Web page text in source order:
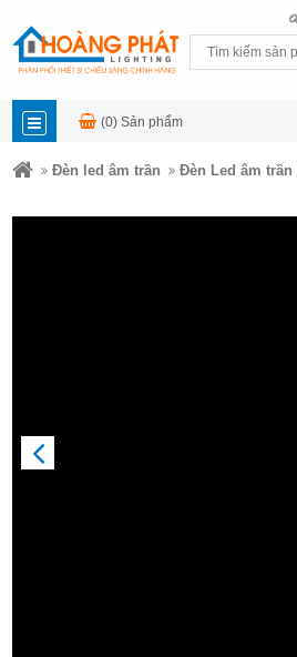
DANH
(0)Sản phẩm
Đèn led âm trần Đèn Led âm
PREVIOUS